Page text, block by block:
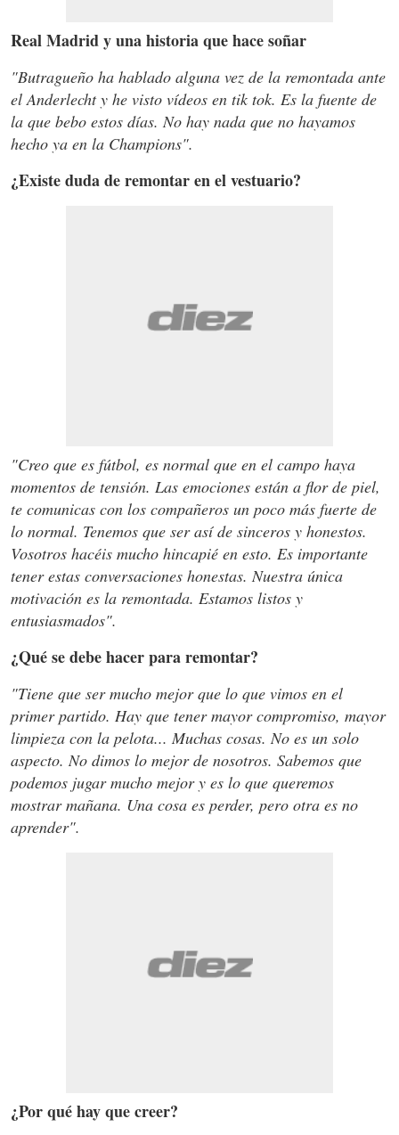
Real Madrid y una historia que hace soñar
"Butragueño ha hablado alguna vez de la remontada ante
el Anderlecht y he visto vídeos en tik tok. Es la fuente de
la que bebo estos días. No hay nada que no hayamos
hecho ya en la Champions".
¿Existe duda de remontar en el vestuario?
"Creo que es fútbol, es normal que en el campo haya
momentos de tensión. Las emociones están a flor de piel,
te comunicas con los compañeros un poco más fuerte de
lo normal. Tenemos que ser así de sinceros y honestos.
Vosotros hacéis mucho hincapié en esto. Es importante
tener estas conversaciones honestas. Nuestra única
motivación es la remontada. Estamos listos y
entusiasmados".
¿Qué se debe hacer para remontar?
"Tiene que ser mucho mejor que lo que vimos en el
primer partido. Hay que tener mayor compromiso, mayor
limpieza con la pelota... Muchas cosas. No es un solo
aspecto. No dimos lo mejor de nosotros. Sabemos que
podemos jugar mucho mejor y es lo que queremos
mostrar mañana. Una cosa es perder, pero otra es no
aprender".
¿Por qué hay que creer?